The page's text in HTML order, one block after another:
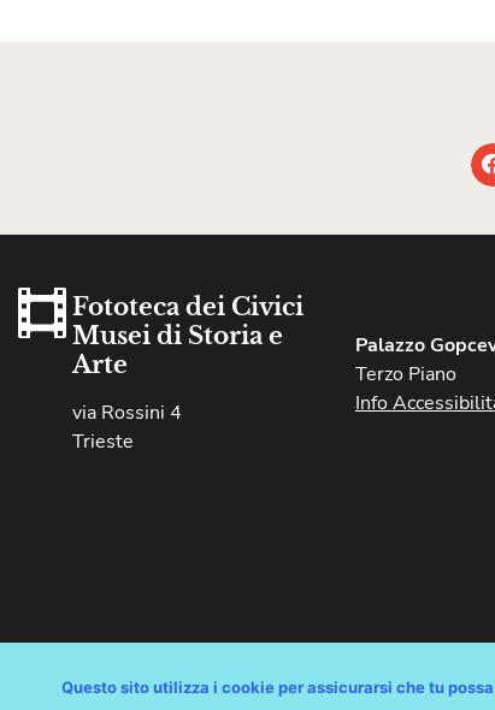
Fototeca dei Civici
Musei di Storia e
Arte
via Rossini 4
Trieste
Palazzo
Terzo Piano
Info
Copyright © Comune di Trieste – partita Iva
Questo sito utilizza i cookie per assicurarsi che tu